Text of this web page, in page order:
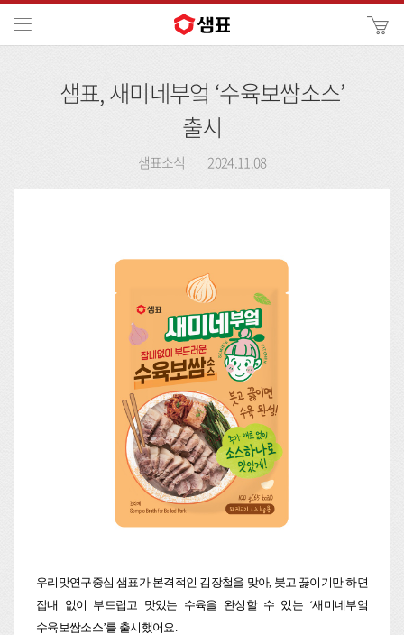
색
샘표, 새미네부엌 ‘수육보쌈소스’
출시
샘표소식 2024.11.08
우리맛연구중심 샘표가 본격적인 김장철을 맞아, 붓고 끓이기만 하면
잡내 없이 부드럽고 맛있는 수육을 완성할 수 있는 ‘새미네부엌
수육보쌈소스’를 출시했어요.